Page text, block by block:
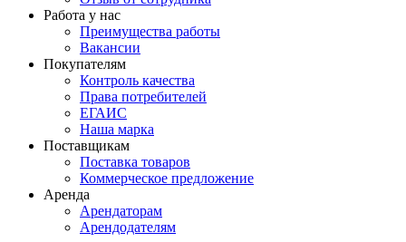
Работа у нас
Преимущества работы
Вакансии
Покупателям
Контроль качества
Права потребителей
ЕГАИС
Наша марка
Поставщикам
Поставка товаров
Коммерческое предложение
Аренда
Арендаторам
Арендодателям